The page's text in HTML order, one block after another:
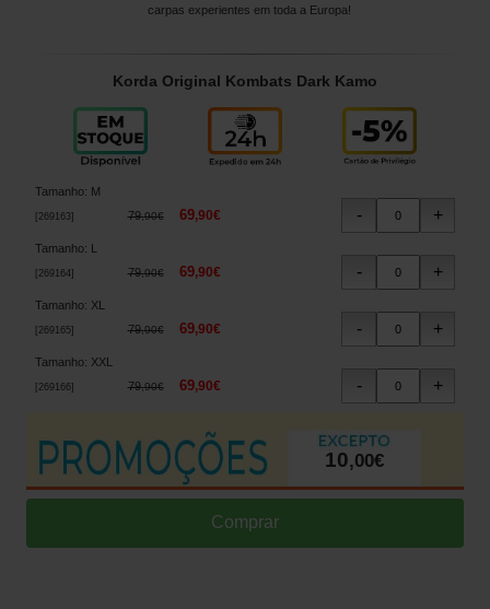
carpas experientes em toda a Europa!
Korda Original Kombats Dark Kamo
Tamanho: M
269163 ] 79,90€ 69,90€
Tamanho:
269164] 79,90€ 69,90€
Tamanho: XL
269165] 79,90€ 69,90€
Tamanho: XXL
269166] 79,90€ 69,90€
10,00€